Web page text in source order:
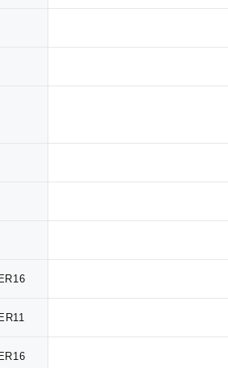
ER16
ER11
ER16